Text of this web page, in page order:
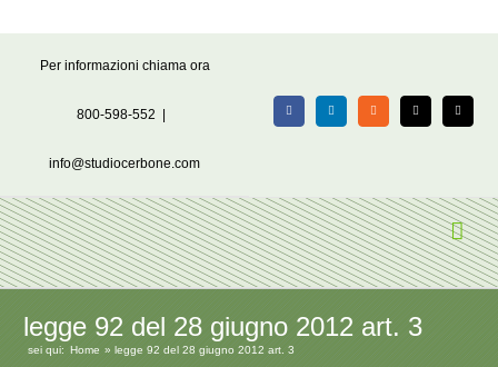
Per informazioni chiama ora
800-598-552
info@studiocerbone.com
FacebookLinkedIn Rss X Email
legge 92 del 28 giugno 2012 art. 3
sei qui: Home legge 92 del 28 giugno 2012 art. 3